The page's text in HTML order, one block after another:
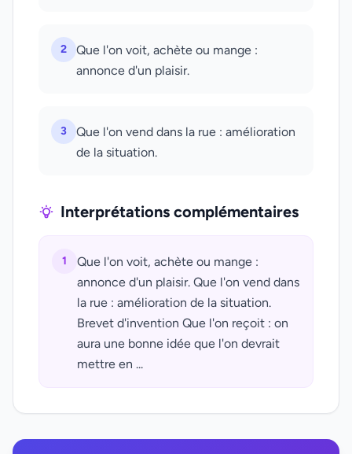
2
Que l'on voit, achète ou mange :
annonce d'un plaisir.
3
Que l'on vend dans la rue : amélioration
de la situation.
Interprétations complémentaires
1
Que l'on voit, achète ou mange :
annonce d'un plaisir. Que l'on vend dans
la rue : amélioration de la situation.
Brevet d'invention Que l'on reçoit : on
aura une bonne idée que l'on devrait
mettre en ...